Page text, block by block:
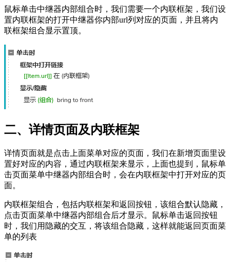
鼠标单击中继器内部组合时，我们需要一个内联框架，我们设
置内联框架的打开中继器你内部url列对应的页面，并且将内
联框架组合显示置顶。
二、详情页面及内联框架
详情页面就是点击上面菜单对应的页面，我们在新增页面里设
置好对应的内容，通过内联框架来显示，上面也提到，鼠标单
击页面菜单中继器内部组合时，会在内联框架中打开对应的页
面。
内联框架组合，包括内联框架和返回按钮，该组合默认隐藏，
点击页面菜单中继器内部组合后才显示。鼠标单击返回按钮
时，我们用隐藏的交互，将该组合隐藏，这样就能返回页面菜
单的列表